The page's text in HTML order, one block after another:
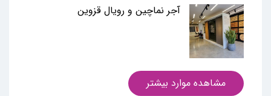
آجر نماچین و رویال قزوین
مشاهده موارد بیشتر